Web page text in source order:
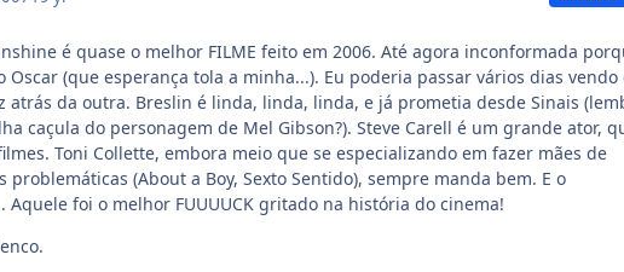
é quase o melhor FILME feito em 2006. Até agora inconformada
Oscar (que esperança tola a minha...). Eu poderia passar vários dias vendo
atrás da outra. Breslin é linda, linda, linda, e já prometia desde Sinais
caçula do personagem de Mel Gibson?). Steve Carell é um grande ator,
Toni Collette, embora meio que se especializando em fazer mães de
problemáticas (About a Boy, Sexto Sentido), sempre manda bem. E o
Aquele foi o melhor FUUUUCK gritado na história do cinema!